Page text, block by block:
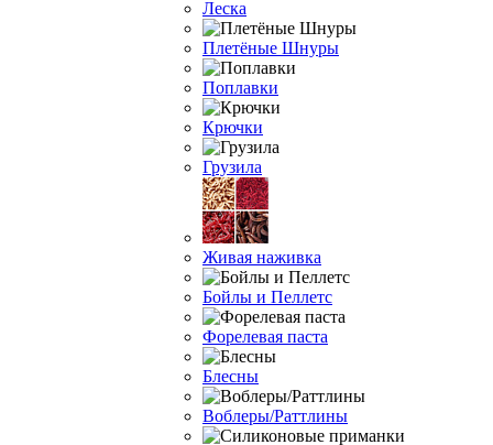
Леска
Плетёные Шнуры
Поплавки
Крючки
Грузила
Живая наживка
Бойлы и Пеллетс
Форелевая паста
Блесны
Воблеры/Раттлины